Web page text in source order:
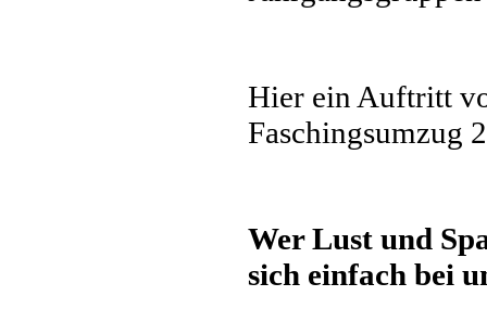
Hier ein Auftritt
Faschingsumzug
Wer Lust und
sich einfach bei